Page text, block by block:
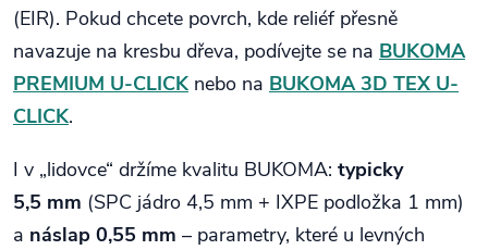
(EIR). Pokud chcete povrch, kde reliéf přesně
navazuje na kresbu dřeva, podívejte se na BUKOMA
PREMIUM U-CLICK nebo na BUKOMA 3D TEX U-
CLICK.
I v „lidovce“ držíme kvalitu BUKOMA: typicky
5,5 mm (SPC jádro 4,5 mm + IXPE podložka 1 mm)
a náslap 0,55 mm – parametry, které u levných